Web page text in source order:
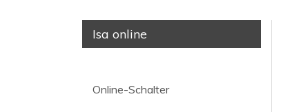
Isa online
Online-Schalter